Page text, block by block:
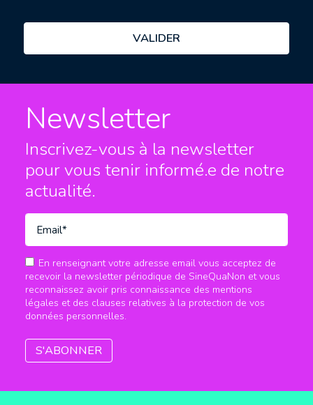
Newsletter
Inscrivez-vous à la newsletter
pour vous tenir informé.e de notre
actualité.
En renseignant votre adresse email vous acceptez de
recevoir la newsletter périodique de SineQuaNon et vous
reconnaissez avoir pris connaissance des mentions
légales et des clauses relatives à la protection de vos
données personnelles.